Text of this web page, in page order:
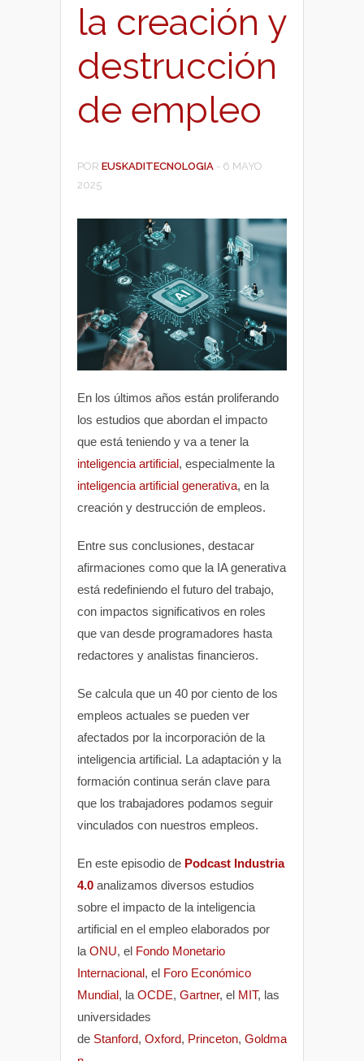
la creación y
destrucción
de empleo
POR EUSKADITECNOLOGIA - 6 MAYO
2025
En los últimos años están proliferando
los estudios que abordan el impacto
que está teniendo y va a tener la
inteligencia artificial, especialmente la
inteligencia artificial generativa, en la
creación y destrucción de empleos.
Entre sus conclusiones, destacar
afirmaciones como que la IA generativa
está redefiniendo el futuro del trabajo,
con impactos significativos en roles
que van desde programadores hasta
redactores y analistas financieros.
Se calcula que un 40 por ciento de los
empleos actuales se pueden ver
afectados por la incorporación de la
inteligencia artificial. La adaptación y la
formación continua serán clave para
que los trabajadores podamos seguir
vinculados con nuestros empleos.
En este episodio de Podcast Industria
4.0 analizamos diversos estudios
sobre el impacto de la inteligencia
artificial en el empleo elaborados por
la ONU, el Fondo Monetario
Internacional, el Foro Económico
Mundial, la OCDE, Gartner, el MIT, las
universidades
de Stanford, Oxford, Princeton, Goldma